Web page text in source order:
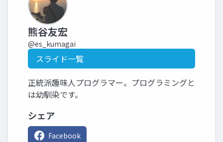
熊谷友宏
@es_kumagai
スライド一覧
正統派趣味人プログラマー。プログラミングと
は幼馴染です。
シェア
Facebook